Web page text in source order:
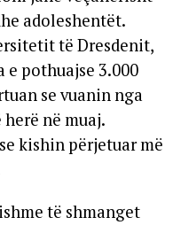
adoleshentët.
të Dresdenit,
e pothuajse 3.000
se vuanin nga
në muaj.
kishin përjetuar më
të shmanget